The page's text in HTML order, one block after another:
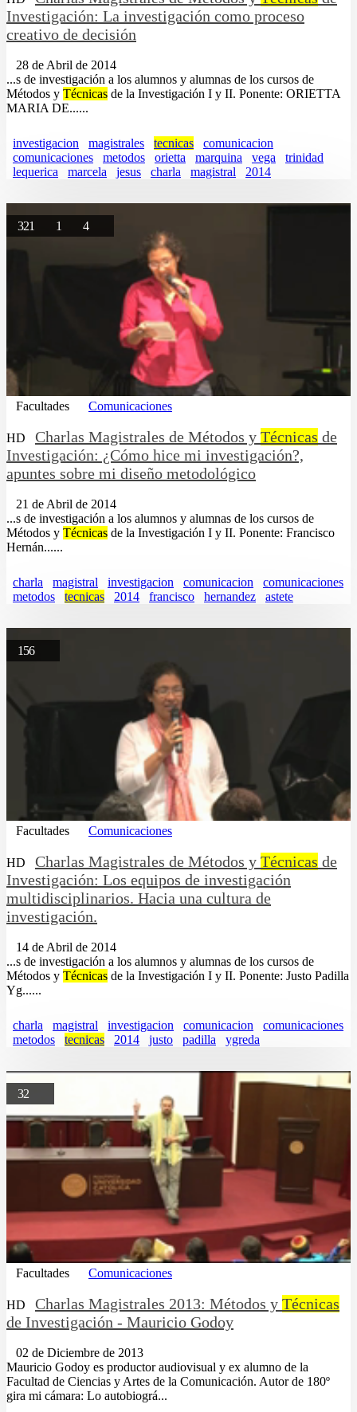
Investigación: La investigación como proceso
creativo de decisión
28 de Abril de 2014
...s de investigación a los alumnos y alumnas de los cursos de
Métodos y Técnicas de la Investigación I y II. Ponente: ORIETTA
MARIA DE......
investigacion magistrales tecnicas
comunicacion
comunicaciones
metodos orietta marquina vega
trinidad
lequerica
marcela jesus charla magistral 2014
321 1 4
Facultades Comunicaciones
HD Charlas Magistrales de Métodos y Técnicas de
Investigación: ¿Cómo hice mi investigación?,
apuntes sobre mi diseño metodológico
21 de Abril de 2014
...s de investigación a los alumnos y alumnas de los cursos de
Métodos y Técnicas de la Investigación I y II. Ponente: Francisco
Hernán......
charla magistral investigacion comunicacion
comunicaciones
metodos
tecnicas 2014 francisco hernandez astete
156
Facultades Comunicaciones
HD Charlas Magistrales de Métodos y Técnicas de
Investigación: Los equipos de investigación
multidisciplinarios. Hacia una cultura de
investigación.
14 de Abril de 2014
...s de investigación a los alumnos y alumnas de los cursos de
Métodos y Técnicas de la Investigación I y II. Ponente: Justo Padilla
Yg......
charla magistral investigacion comunicacion
comunicaciones
metodos
tecnicas 2014 justo padilla ygreda
32
Facultades Comunicaciones
HD Charlas Magistrales 2013: Métodos y Técnicas
de Investigación - Mauricio Godoy
02 de Diciembre de 2013
Mauricio Godoy es productor audiovisual y ex alumno de la
Facultad de Ciencias y Artes de la Comunicación. Autor de 180º
gira mi cámara: Lo autobiográ...